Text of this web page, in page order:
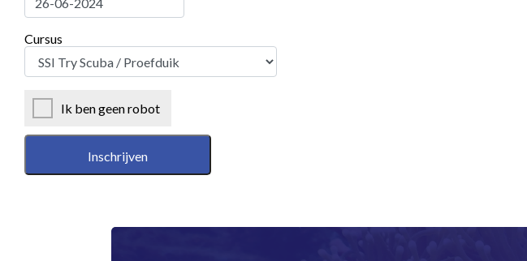
Cursus
Ik ben geen robot